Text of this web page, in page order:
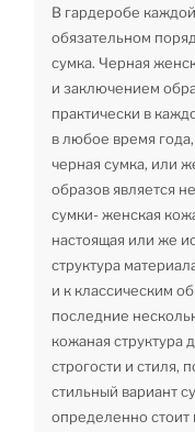
В гардеробе
обязательном
сумка. Черная
и заключением
практически в
в любое время
черная сумка, или
образов является
сумки- женская
настоящая или же
структура
и к классическим
последние
кожаная структура
строгости и стиля,
стильный вариант
определенно стоит